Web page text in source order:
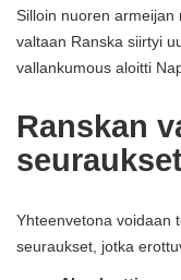
Silloin nuoren armeijan
valtaan Ranska siirtyi
vallankumous aloitti
Ranskan
Yhteenvetona voidaan
seuraukset, jotka